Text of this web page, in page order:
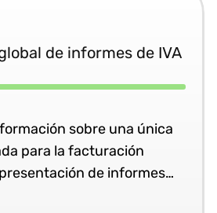
de informes de IVA
sobre una única
para la facturación
de informes